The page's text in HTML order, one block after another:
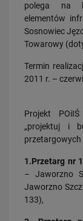
polega na
elementów
Sosnowiec
Towarowy
Termin
2011 r. –
Projekt
„projektuj i
1.Przetarg nr
– Jaworzno
Jaworzno
133),
PRZECZYTAJ